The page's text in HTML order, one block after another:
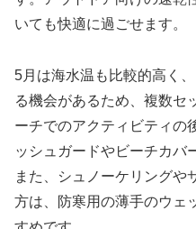
いても快適に過ごせます。
5月は海水温も比較的高く
る機会があるため、複数セ
ーチでのアクティビティの
ッシュガードやビーチカバ
また、シュノーケリングや
方は、防寒用の薄手のウェ